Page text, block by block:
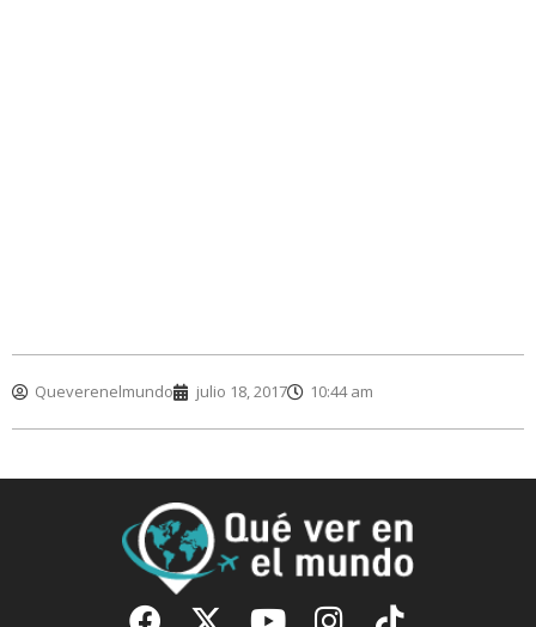
Queverenelmundo julio 18, 2017 10:44 am